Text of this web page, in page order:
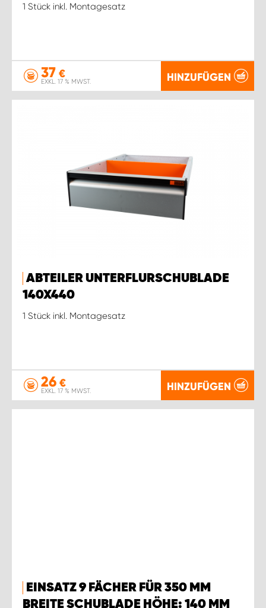
1 Stück inkl. Montagesatz
37 €
EXKL. 17 % MWST. HINZUFÜGEN
ABTEILER UNTERFLURSCHUBLADE
140X440
1 Stück inkl. Montagesatz
26 €
EXKL. 17 % MWST. HINZUFÜGEN
EINSATZ 9 FÄCHER FÜR 350 MM
BREITE SCHUBLADE HÖHE: 140 MM